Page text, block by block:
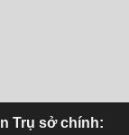
Trụ sở chính: